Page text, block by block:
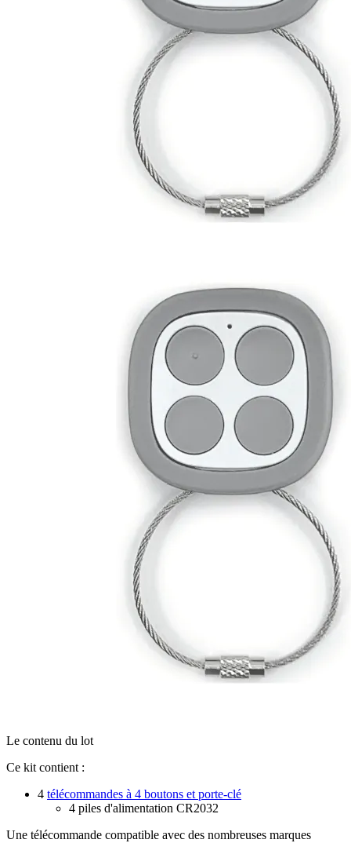
Le contenu du lot
Ce kit contient :
4 télécommandes à 4 boutons et porte-clé
4 piles d'alimentation CR2032
Une télécommande compatible avec des nombreuses marques